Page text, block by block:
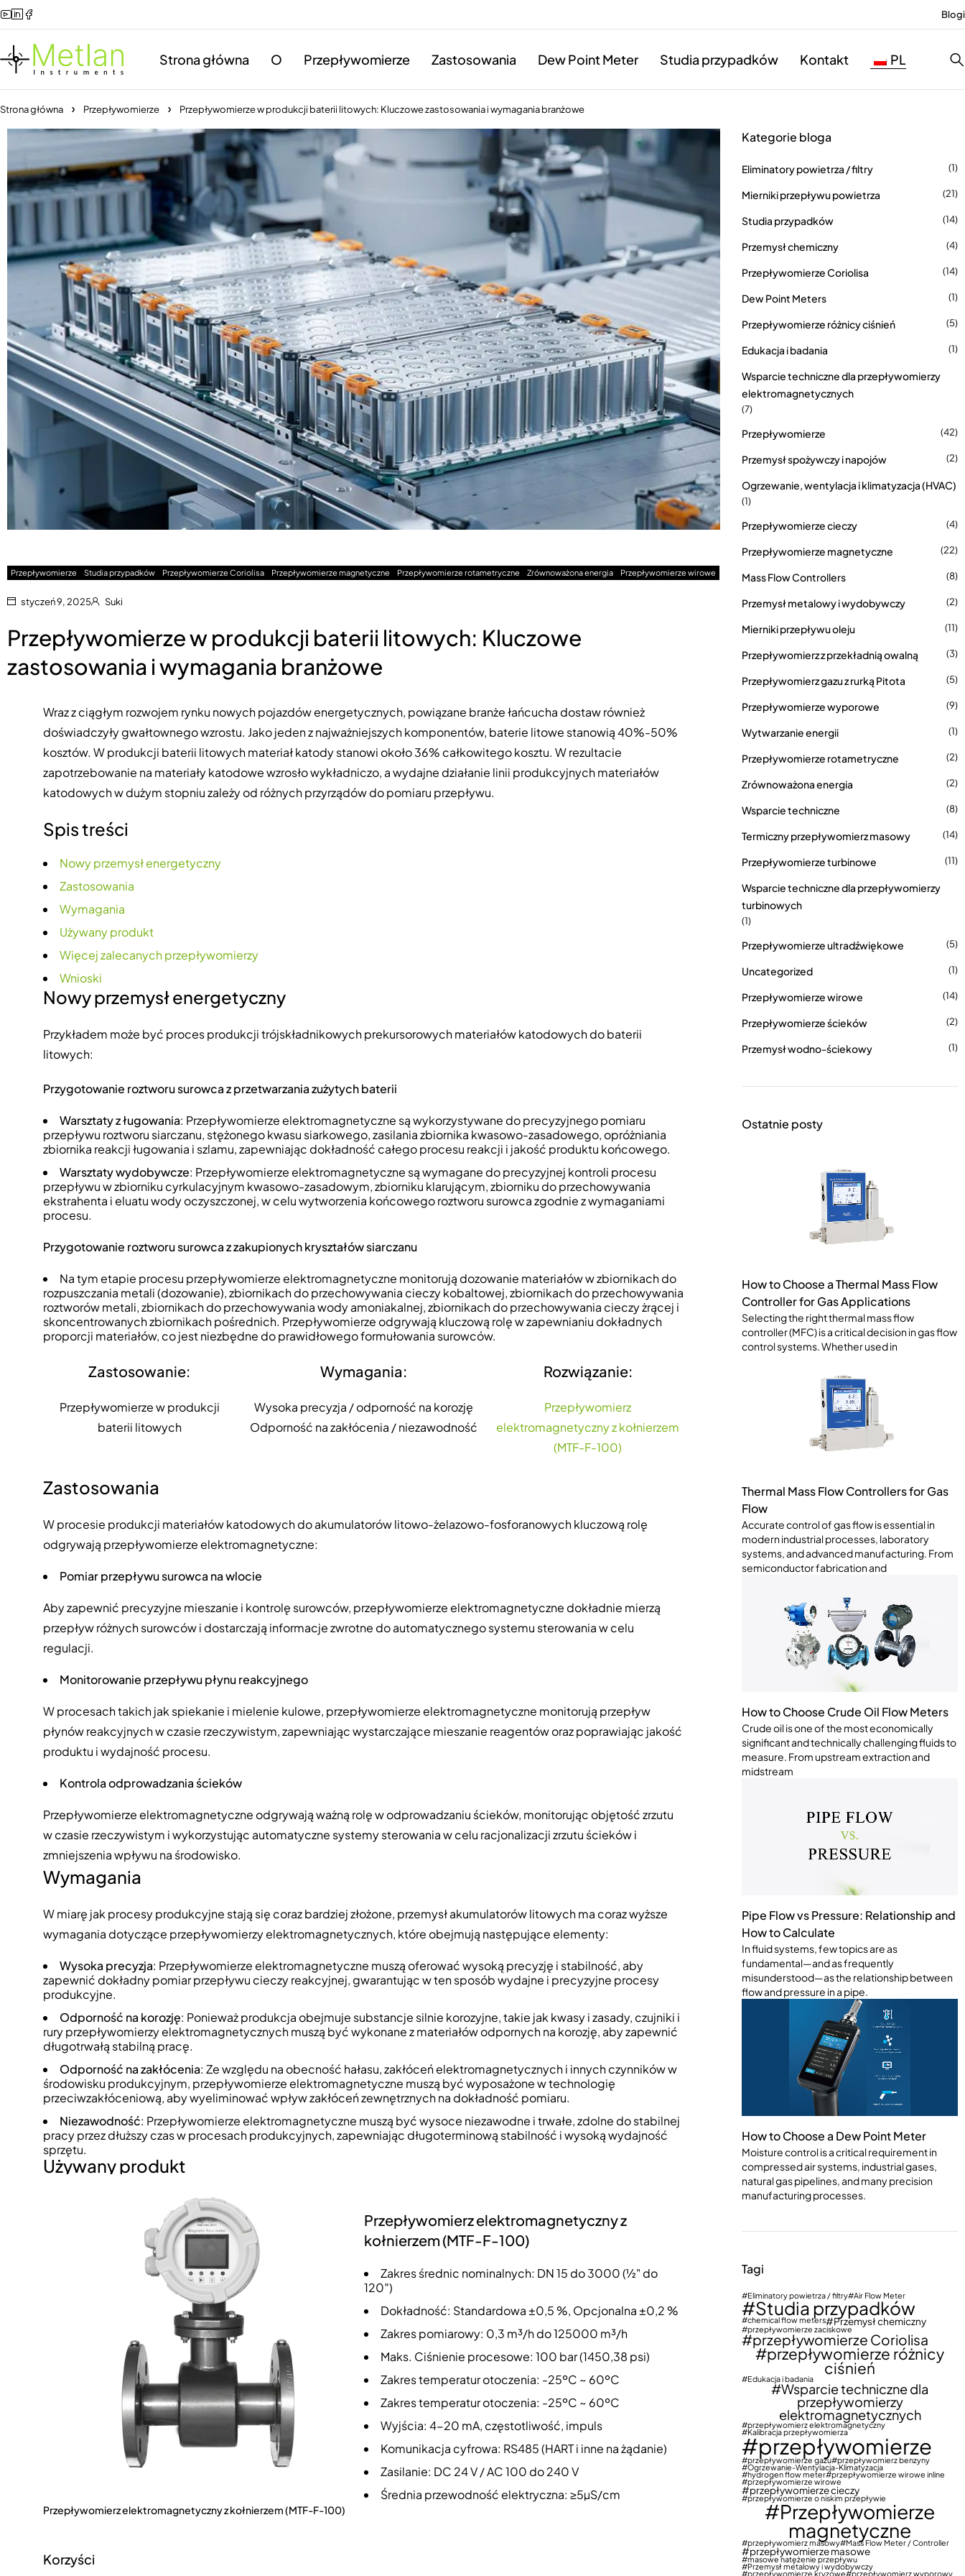
Blogi
Strona główna O Przepływomierze Zastosowania Dew Point Meter Studia przypadków Kontakt PL
Strona główna Przepływomierze Przepływomierze w produkcji baterii litowych: Kluczowe zastosowania i wymagania branżowe
Przepływomierze Studia przypadków Przepływomierze Coriolisa Przepływomierze magnetyczne Przepływomierze rotametryczne Zrównoważona energia Przepływomierze wirowe
styczeń 9, 2025 Suki
Przepływomierze w produkcji baterii litowych: Kluczowe
zastosowania i wymagania branżowe
Wraz z ciągłym rozwojem rynku nowych pojazdów energetycznych, powiązane branże łańcucha dostaw również
doświadczyły gwałtownego wzrostu. Jako jeden z najważniejszych komponentów, baterie litowe stanowią 40%-50%
kosztów. W produkcji baterii litowych materiał katody stanowi około 36% całkowitego kosztu. W rezultacie
zapotrzebowanie na materiały katodowe wzrosło wykładniczo, a wydajne działanie linii produkcyjnych materiałów
katodowych w dużym stopniu zależy od różnych przyrządów do pomiaru przepływu.
Spis treści
Nowy przemysł energetyczny
Zastosowania
Wymagania
Używany produkt
Więcej zalecanych przepływomierzy
Wnioski
Nowy przemysł energetyczny
Przykładem może być proces produkcji trójskładnikowych prekursorowych materiałów katodowych do baterii
litowych:
Przygotowanie roztworu surowca z przetwarzania zużytych baterii
Warsztaty z ługowania: Przepływomierze elektromagnetyczne są wykorzystywane do precyzyjnego pomiaru
przepływu roztworu siarczanu, stężonego kwasu siarkowego, zasilania zbiornika kwasowo-zasadowego, opróżniania
zbiornika reakcji ługowania i szlamu, zapewniając dokładność całego procesu reakcji i jakość produktu końcowego.
Warsztaty wydobywcze: Przepływomierze elektromagnetyczne są wymagane do precyzyjnej kontroli procesu
przepływu w zbiorniku cyrkulacyjnym kwasowo-zasadowym, zbiorniku klarującym, zbiorniku do przechowywania
ekstrahenta i eluatu wody oczyszczonej, w celu wytworzenia końcowego roztworu surowca zgodnie z wymaganiami
procesu.
Przygotowanie roztworu surowca z zakupionych kryształów siarczanu
Na tym etapie procesu przepływomierze elektromagnetyczne monitorują dozowanie materiałów w zbiornikach do
rozpuszczania metali (dozowanie), zbiornikach do przechowywania cieczy kobaltowej, zbiornikach do przechowywania
roztworów metali, zbiornikach do przechowywania wody amoniakalnej, zbiornikach do przechowywania cieczy żrącej i
skoncentrowanych zbiornikach pośrednich. Przepływomierze odgrywają kluczową rolę w zapewnianiu dokładnych
proporcji materiałów, co jest niezbędne do prawidłowego formułowania surowców.
Zastosowanie:
Przepływomierze w produkcji
baterii litowych
Wymagania:
Wysoka precyzja / odporność na korozję
Odporność na zakłócenia / niezawodność
Rozwiązanie:
Przepływomierz
elektromagnetyczny z kołnierzem
(MTF-F-100)
Zastosowania
W procesie produkcji materiałów katodowych do akumulatorów litowo-żelazowo-fosforanowych kluczową rolę
odgrywają przepływomierze elektromagnetyczne:
Pomiar przepływu surowca na wlocie
Aby zapewnić precyzyjne mieszanie i kontrolę surowców, przepływomierze elektromagnetyczne dokładnie mierzą
przepływ różnych surowców i dostarczają informacje zwrotne do automatycznego systemu sterowania w celu
regulacji.
Monitorowanie przepływu płynu reakcyjnego
W procesach takich jak spiekanie i mielenie kulowe, przepływomierze elektromagnetyczne monitorują przepływ
płynów reakcyjnych w czasie rzeczywistym, zapewniając wystarczające mieszanie reagentów oraz poprawiając jakość
produktu i wydajność procesu.
Kontrola odprowadzania ścieków
Przepływomierze elektromagnetyczne odgrywają ważną rolę w odprowadzaniu ścieków, monitorując objętość zrzutu
w czasie rzeczywistym i wykorzystując automatyczne systemy sterowania w celu racjonalizacji zrzutu ścieków i
zmniejszenia wpływu na środowisko.
Wymagania
W miarę jak procesy produkcyjne stają się coraz bardziej złożone, przemysł akumulatorów litowych ma coraz wyższe
wymagania dotyczące przepływomierzy elektromagnetycznych, które obejmują następujące elementy:
Wysoka precyzja: Przepływomierze elektromagnetyczne muszą oferować wysoką precyzję i stabilność, aby
zapewnić dokładny pomiar przepływu cieczy reakcyjnej, gwarantując w ten sposób wydajne i precyzyjne procesy
produkcyjne.
Odporność na korozję: Ponieważ produkcja obejmuje substancje silnie korozyjne, takie jak kwasy i zasady, czujniki i
rury przepływomierzy elektromagnetycznych muszą być wykonane z materiałów odpornych na korozję, aby zapewnić
długotrwałą stabilną pracę.
Odporność na zakłócenia: Ze względu na obecność hałasu, zakłóceń elektromagnetycznych i innych czynników w
środowisku produkcyjnym, przepływomierze elektromagnetyczne muszą być wyposażone w technologię
przeciwzakłóceniową, aby wyeliminować wpływ zakłóceń zewnętrznych na dokładność pomiaru.
Niezawodność: Przepływomierze elektromagnetyczne muszą być wysoce niezawodne i trwałe, zdolne do stabilnej
pracy przez dłuższy czas w procesach produkcyjnych, zapewniając długoterminową stabilność i wysoką wydajność
sprzętu.
Używany produkt
Przepływomierz elektromagnetyczny z kołnierzem (MTF-F-100)
Przepływomierz elektromagnetyczny z
kołnierzem (MTF-F-100)
Zakres średnic nominalnych: DN 15 do 3000 (½" do
120″)
Dokładność: Standardowa ±0,5 %, Opcjonalna ±0,2 %
Zakres pomiarowy: 0,3 m³/h do 125000 m³/h
Maks. Ciśnienie procesowe: 100 bar (1450,38 psi)
Zakres temperatur otoczenia: -25ºC ~ 60ºC
Zakres temperatur otoczenia: -25ºC ~ 60ºC
Wyjścia: 4-20 mA, częstotliwość, impuls
Komunikacja cyfrowa: RS485 (HART i inne na żądanie)
Zasilanie: DC 24 V / AC 100 do 240 V
Średnia przewodność elektryczna: ≥5µS/cm
Korzyści
Kategorie bloga
Eliminatory powietrza / filtry (1)
Mierniki przepływu powietrza (21)
Studia przypadków (14)
Przemysł chemiczny (4)
Przepływomierze Coriolisa (14)
Dew Point Meters (1)
Przepływomierze różnicy ciśnień (5)
Edukacja i badania (1)
Wsparcie techniczne dla przepływomierzy
elektromagnetycznych
(7)
Przepływomierze (42)
Przemysł spożywczy i napojów (2)
Ogrzewanie, wentylacja i klimatyzacja (HVAC)
(1)
Przepływomierze cieczy (4)
Przepływomierze magnetyczne (22)
Mass Flow Controllers (8)
Przemysł metalowy i wydobywczy (2)
Mierniki przepływu oleju (11)
Przepływomierz z przekładnią owalną (3)
Przepływomierz gazu z rurką Pitota (5)
Przepływomierze wyporowe (9)
Wytwarzanie energii (1)
Przepływomierze rotametryczne (2)
Zrównoważona energia (2)
Wsparcie techniczne (8)
Termiczny przepływomierz masowy (14)
Przepływomierze turbinowe (11)
Wsparcie techniczne dla przepływomierzy
turbinowych
(1)
Przepływomierze ultradźwiękowe (5)
Uncategorized (1)
Przepływomierze wirowe (14)
Przepływomierze ścieków (2)
Przemysł wodno-ściekowy (1)
Ostatnie posty
How to Choose a Thermal Mass Flow
Controller for Gas Applications
Selecting the right thermal mass flow
controller (MFC) is a critical decision in gas flow
control systems. Whether used in
Thermal Mass Flow Controllers for Gas
Flow
Accurate control of gas flow is essential in
modern industrial processes, laboratory
systems, and advanced manufacturing. From
semiconductor fabrication and
How to Choose Crude Oil Flow Meters
Crude oil is one of the most economically
significant and technically challenging fluids to
measure. From upstream extraction and
midstream
Pipe Flow vs Pressure: Relationship and
How to Calculate
In fluid systems, few topics are as
fundamental—and as frequently
misunderstood—as the relationship between
flow and pressure in a pipe.
How to Choose a Dew Point Meter
Moisture control is a critical requirement in
compressed air systems, industrial gases,
natural gas pipelines, and many precision
manufacturing processes.
Tagi
Eliminatory powietrza / filtry Air Flow Meter
Studia przypadków
chemical flow meters Przemysł chemiczny
przepływomierze zaciskowe
przepływomierze Coriolisa
przepływomierze różnicy
ciśnień
Edukacja i badania
Wsparcie techniczne dla
przepływomierzy
elektromagnetycznych
przepływomierz elektromagnetyczny
Kalibracja przepływomierza
przepływomierze
przepływomierze gazu przepływomierz benzyny
Ogrzewanie-Wentylacja-Klimatyzacja
hydrogen flow meter przepływomierze wirowe inline
przepływomierze wirowe
przepływomierze cieczy
przepływomierze o niskim przepływie
Przepływomierze
magnetyczne
przepływomierz masowy Mass Flow Meter / Controller
przepływomierze masowe
masowe natężenie przepływu
Przemysł metalowy i wydobywczy
przepływomierze kryzowe przepływomierz wyporowy